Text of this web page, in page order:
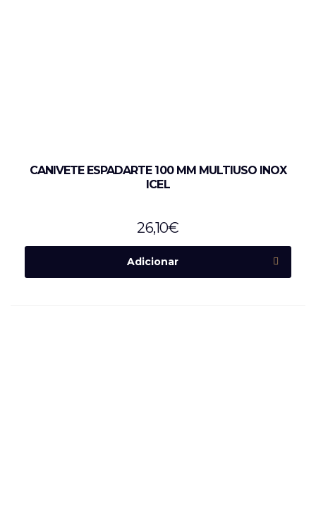
CANIVETE ESPADARTE 100 MM MULTIUSO INOX
ICEL
26,10€
Adicionar